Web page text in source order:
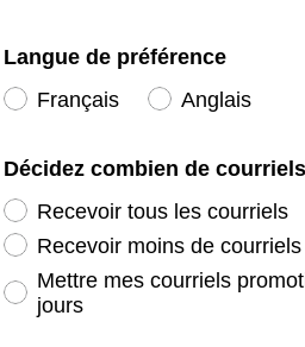
Langue de préférence
Français
Anglais
Décidez combien de
Recevoir tous les courriels
Recevoir moins de courriels
Mettre mes courriels
jours